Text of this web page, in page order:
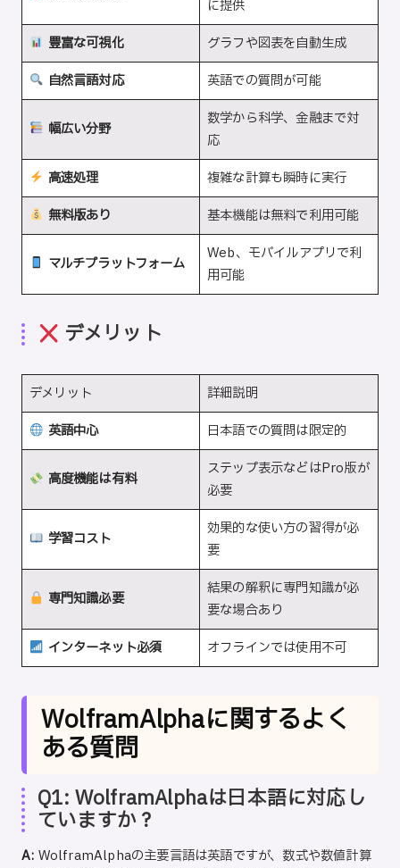
に提供
豊富な可視化
グラフや図表を自動生成
自然言語対応
英語での質問が可能
幅広い分野
数学から科学、金融まで対
応
高速処理
複雑な計算も瞬時に実行
無料版あり
基本機能は無料で利用可能
マルチプラットフォーム
Web、モバイルアプリで利
用可能
デメリット
デメリット
詳細説明
英語中心
日本語での質問は限定的
高度機能は有料
ステップ表示などはPro版が
必要
学習コスト
効果的な使い方の習得が必
要
専門知識必要
結果の解釈に専門知識が必
要な場合あり
インターネット必須
オフラインでは使用不可
WolframAlphaに関するよく
ある質問
Q1: WolframAlphaは日本語に対応し
ていますか？
A: WolframAlphaの主要言語は英語ですが、数式や数値計算